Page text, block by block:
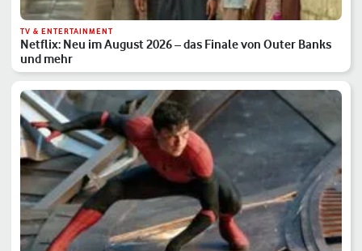
TV & ENTERTAINMENT
Netflix: Neu im August 2026 – das Finale von Outer Banks
und mehr